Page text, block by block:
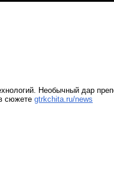
Необычный дар
сюжете gtrkchita.ru/news